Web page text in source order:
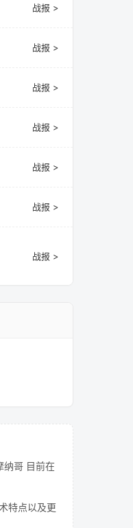
战报 >
战报 >
战报 >
战报 >
战报 >
战报 >
战报 >
纳哥 目前在
特点以及更